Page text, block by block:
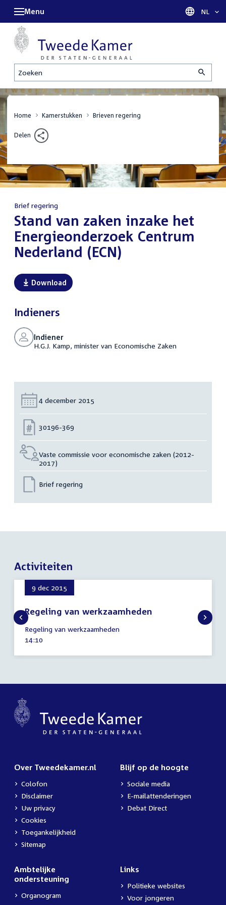
Zoeken
Menu Taal
NL
Home Kamerstukken Brieven regering
Delen
Brief regering
:Stand van zaken inzake het
Energieonderzoek Centrum
Nederland (ECN)
Download
Indieners
Indiener
H.G.J. Kamp, minister van Economische Zaken
Datum:
4 december 2015
Nummer:
30196-369
Vaste commissie voor economische zaken (2012-
2017)
Brief regering
Activiteiten
9 dec 2015
Regeling van werkzaamheden
9
december
2015
Regeling van werkzaamheden
Tijd
14:10
Over Tweedekamer.nl
Colofon
Disclaimer
Uw privacy
Cookies
Toegankelijkheid
Sitemap
Blijf op de hoogte
Sociale media
E-mailattenderingen
Debat Direct
Ambtelijke
ondersteuning
Organogram
Links
Politieke websites
Voor jongeren